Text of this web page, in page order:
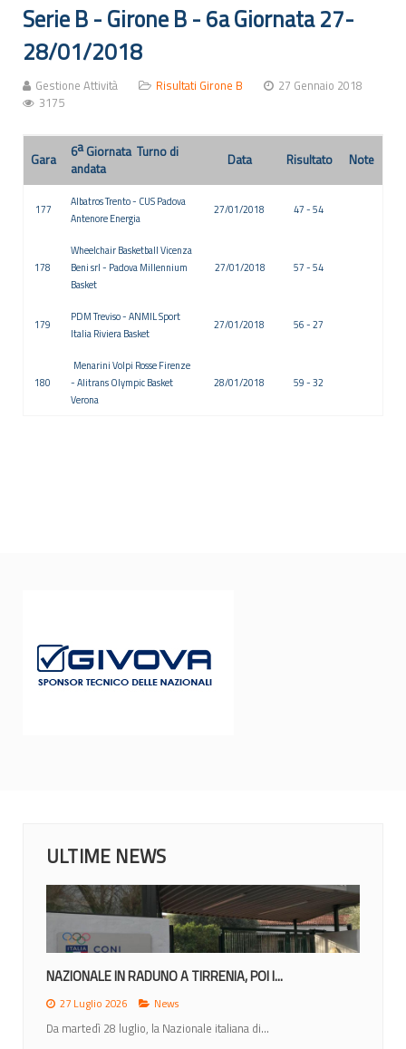
Serie B - Girone B - 6a Giornata 27-
28/01/2018
Gestione Attività Risultati Girone B
27 Gennaio 2018
3175
Gara 6aGiornata Turno di
andata
Data Risultato Note
177
Albatros Trento - CUS Padova
Antenore Energia
27/01/2018 47 - 54
178
Wheelchair Basketball Vicenza
Beni srl - Padova Millennium
Basket
27/01/2018 57 - 54
179
PDM Treviso - ANMIL Sport
Italia Riviera Basket
27/01/2018 56 - 27
180
Menarini Volpi Rosse Firenze
- Alitrans Olympic Basket
Verona
28/01/2018 59 - 32
ULTIME NEWS
NAZIONALE IN RADUNO A TIRRENIA, POI I...
27 Luglio 2026 News
Da martedì 28 luglio, la Nazionale italiana di...